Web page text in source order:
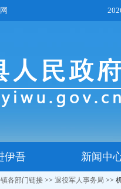
伊吾 新闻中
各部门链接 >> 退役军人事务局 >>